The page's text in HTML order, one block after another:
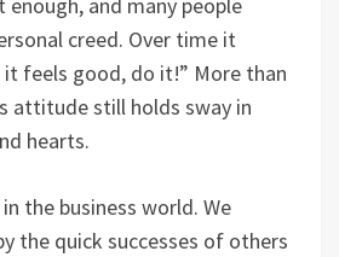
creed. Over time it
feels good, do it!” More than
attitude still holds sway in
hearts.
the business world. We
the quick successes of others